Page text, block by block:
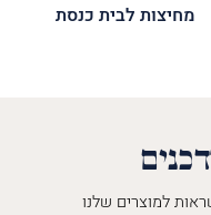
מחיצות לבית כנסת
למוצרים שלנו